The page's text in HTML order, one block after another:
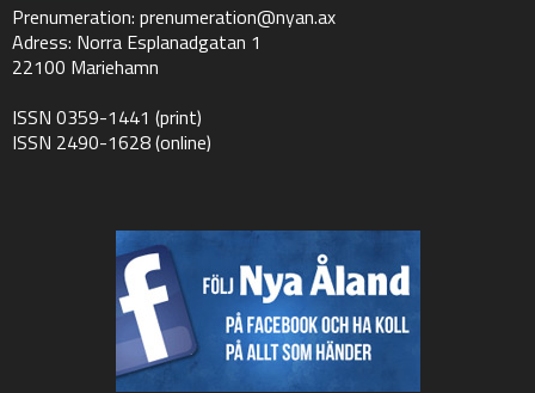
Prenumeration: prenumeration@nyan.ax
Adress: Norra Esplanadgatan 1
22100 Mariehamn
ISSN 0359-1441 (print)
ISSN 2490-1628 (online)